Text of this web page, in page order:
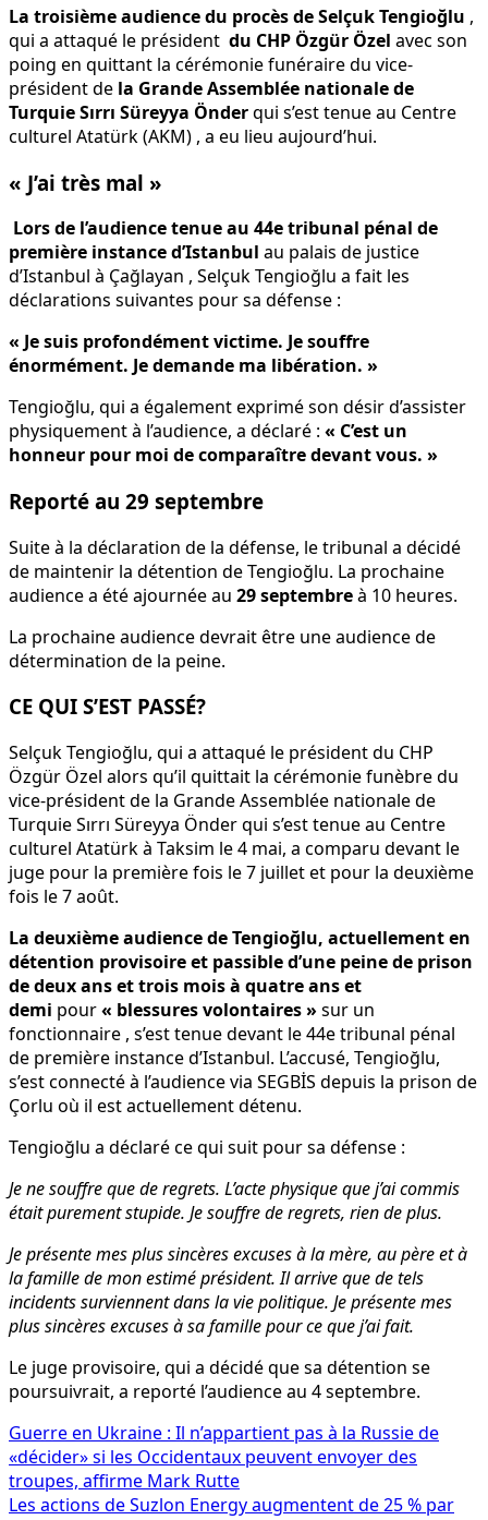
La troisième audience du procès de Selçuk Tengioğlu ,
qui a attaqué le président du CHP Özgür Özel avec son
poing en quittant la cérémonie funéraire du vice-
président de la Grande Assemblée nationale de
Turquie Sırrı Süreyya Önderqui s’est tenue au Centre
culturel Atatürk (AKM) , a eu lieu aujourd’hui.
« J’ai très mal »
Lors de l’audience tenue au 44e tribunal pénal de
première instance d’Istanbul au palais de justice
d’Istanbul à Çağlayan , Selçuk Tengioğlu a fait les
déclarations suivantes pour sa défense :
« Je suis profondément victime. Je souffre
énormément. Je demande ma libération. »
Tengioğlu, qui a également exprimé son désir d’assister
physiquement à l’audience, a déclaré : « C’est un
honneur pour moi de comparaître devant vous. »
Reporté au 29 septembre
Suite à la déclaration de la défense, le tribunal a décidé
de maintenir la détention de Tengioğlu. La prochaine
audience a été ajournée au 29 septembreà 10 heures.
La prochaine audience devrait être une audience de
détermination de la peine.
CE QUI S’EST PASSÉ?
Selçuk Tengioğlu, qui a attaqué le président du CHP
Özgür Özel alors qu’il quittait la cérémonie funèbre du
vice-président de la Grande Assemblée nationale de
Turquie Sırrı Süreyya Önder qui s’est tenue au Centre
culturel Atatürk à Taksim le 4 mai, a comparu devant le
juge pour la première fois le 7 juillet et pour la deuxième
fois le 7 août.
La deuxième audience de Tengioğlu, actuellement en
détention provisoire et passible d’une peine de prison
de deux ans et trois mois à quatre ans et
demi pour« blessures volontaires »sur un
fonctionnaire , s’est tenue devant le 44e tribunal pénal
de première instance d’Istanbul. L’accusé, Tengioğlu,
s’est connecté à l’audience via SEGBİS depuis la prison de
Çorlu où il est actuellement détenu.
Tengioğlu a déclaré ce qui suit pour sa défense :
Je ne souffre que de regrets. L’acte physique que j’ai commis
était purement stupide. Je souffre de regrets, rien de plus.
Je présente mes plus sincères excuses à la mère, au père et à
la famille de mon estimé président. Il arrive que de tels
incidents surviennent dans la vie politique. Je présente mes
plus sincères excuses à sa famille pour ce que j’ai fait.
Le juge provisoire, qui a décidé que sa détention se
poursuivrait, a reporté l’audience au 4 septembre.
Navigation
de
l’article
Guerre en Ukraine : Il n’appartient pas à la Russie de
«décider» si les Occidentaux peuvent envoyer des
troupes, affirme Mark Rutte
Les actions de Suzlon Energy augmentent de 25 % par